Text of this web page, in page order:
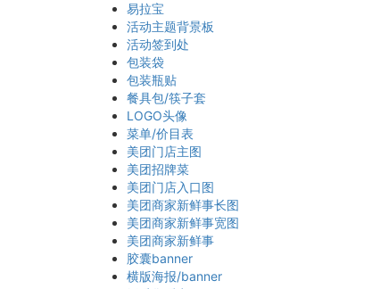
易拉宝
活动主题背景板
活动签到处
包装袋
包装瓶贴
餐具包/筷子套
LOGO头像
菜单/价目表
美团门店主图
美团招牌菜
美团门店入口图
美团商家新鲜事长图
美团商家新鲜事宽图
美团商家新鲜事
胶囊banner
横版海报/banner